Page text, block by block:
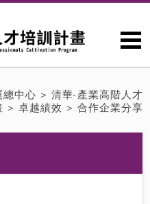
總中心 > 清華-產業高階人才
> 卓越績效 > 合作企業分享